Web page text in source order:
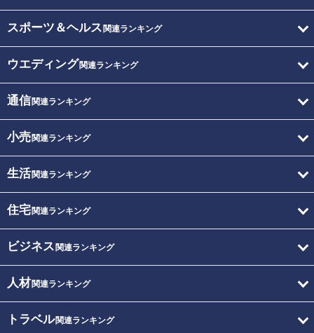
スポーツ＆ヘルス 関連ランキング
ウエディング関連ランキング
通信関連ランキング
小売関連ランキング
生活関連ランキング
住宅関連ランキング
ビジネス 関連ランキング
人材関連ランキング
トラベル関連ランキング